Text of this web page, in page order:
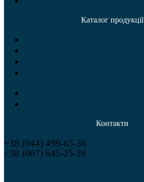
Каталог продукції
Контакти
+38 (044) 499-65-36
+38 (067) 645-25-26